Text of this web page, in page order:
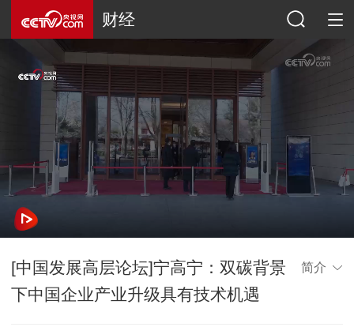
财经
[中国发展高层论坛]宁高宁：双碳背景
下中国企业产业升级具有技术机遇
简介